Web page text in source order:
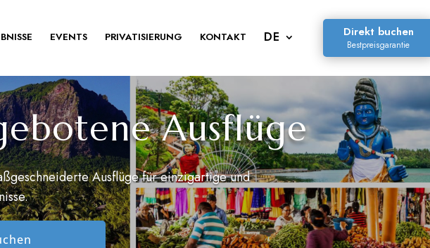
EVENTS PRIVATISIERUNG KONTAKT Direkt buchen
Bestpreisgarantie
Ausflüge
Ausflüge für einzigartige und